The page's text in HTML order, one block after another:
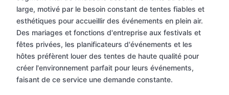
large, motivé par le besoin constant de tentes fiables et
esthétiques pour accueillir des événements en plein air.
Des mariages et fonctions d'entreprise aux festivals et
fêtes privées, les planificateurs d'événements et les
hôtes préfèrent louer des tentes de haute qualité pour
créer l'environnement parfait pour leurs événements,
faisant de ce service une demande constante.